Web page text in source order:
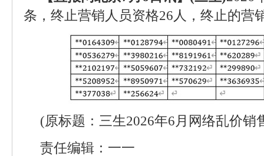
条，终止营销人员资格26人，终止的营
(原标题：三生2026年6月网络乱价销
责任编辑：一一